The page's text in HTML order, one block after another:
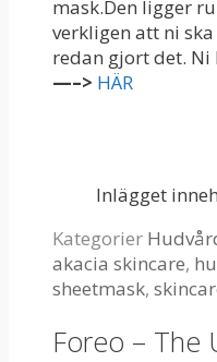
mask.Den ligger
verkligen att ni
redan gjort det.
—–> HÄR
Inlägget
Kategorier
akacia skincare,
sheetmask,
Foreo – The